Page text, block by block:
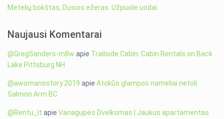
Metelių bokštas, Dusios ežeras. Užpuolė uodai
Naujausi Komentarai
@GregSanders-m8w apie Trailside Cabin: Cabin Rentals on Back
Lake Pittsburg NH
@awomansstory.2019 apieAtokūs glampos nameliai netoli
Salmon Arm BC
@Rentu_lt apieVanagupės Dvelksmas | Jaukus apartamentas